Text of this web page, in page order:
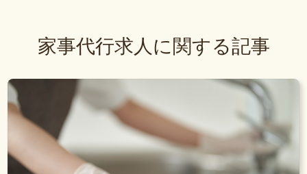
家事代行求人に関する記事